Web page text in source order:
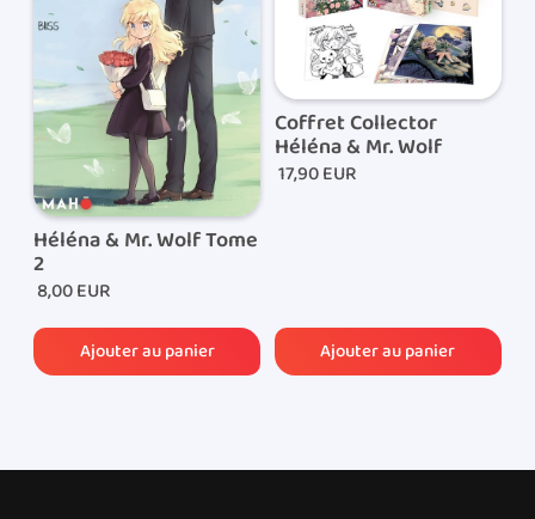
Lorsque votre commande est expédiée, vous
recevrez par e-mail le lien de suivi de colis qui vous
permettra de suivre l’acheminement de votre
commande.
Héléna & Mr. Wolf Tome
2
8,00 EUR
Coffret Collector
Héléna & Mr. Wolf
17,90 EUR